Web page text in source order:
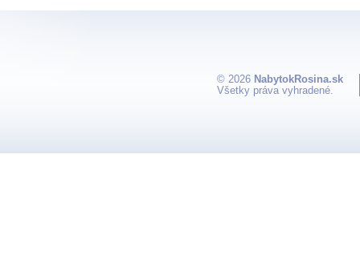
© 2026 NabytokRosina.sk
Všetky práva vyhradené.